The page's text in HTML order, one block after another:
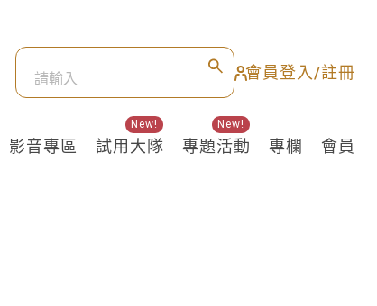
會員登入/註冊
影音專區 試用大隊
New!
專題活動
New!
專欄 會員